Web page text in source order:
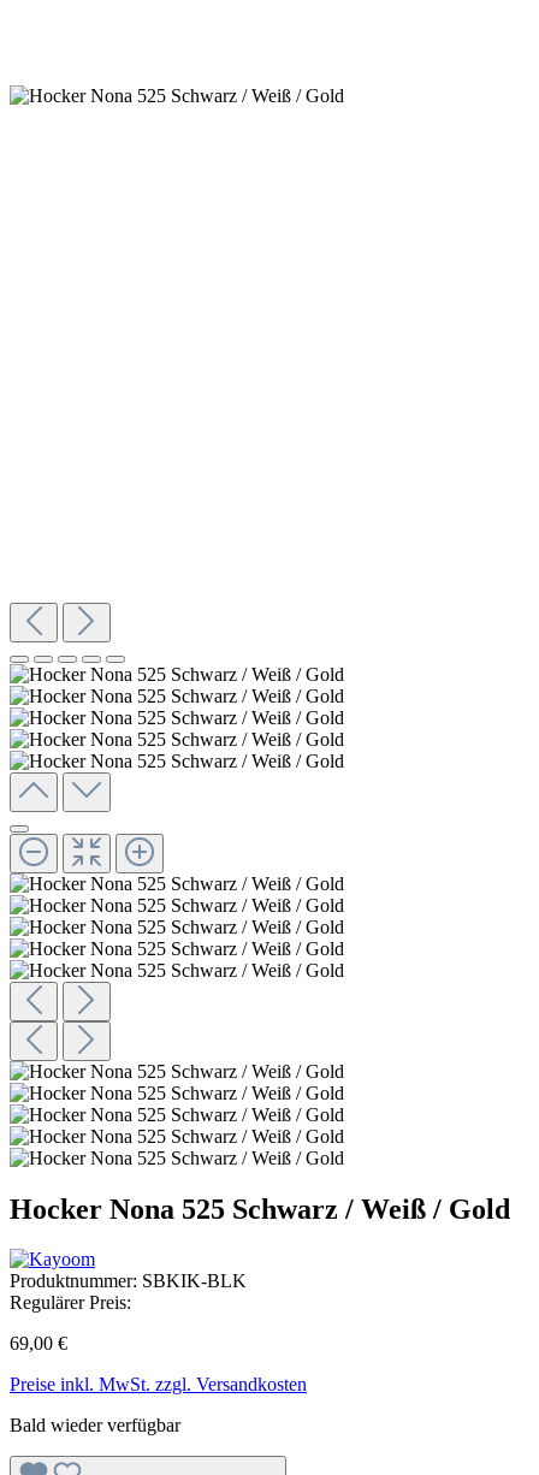
Hocker Nona 525 Schwarz / Weiß / Gold
Produktnummer: SBKIK-BLK
Regulärer Preis:
69,00 €
Preise inkl. MwSt. zzgl. Versandkosten
Bald wieder verfügbar